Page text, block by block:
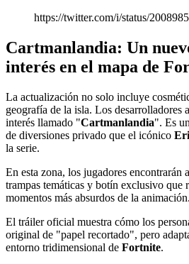
https://twitter.com/i/status/
Cartmanlandia: Un
interés en el mapa de
La actualización no solo incluye
geografía de la isla. Los desarrolladores
interés llamado "Cartmanlandia". Es
de diversiones privado que el icónico
la serie.
En esta zona, los jugadores encontrarán
trampas temáticas y botín exclusivo que
momentos más absurdos de la animación.
El tráiler oficial muestra cómo los
original de "papel recortado", pero
entorno tridimensional de Fortnite.